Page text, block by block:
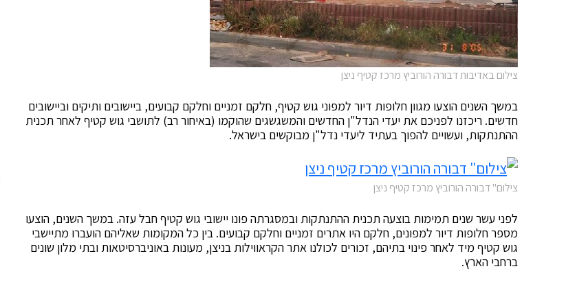
צילום באדיבות דבורה הורוביץ מרכז קטיף ניצן
במשך השנים הוצעו מגוון חלופות דיור למפוני גוש קטיף, חלקם זמניים וחלקם קבועים, ביישובים ותיקים וביישובים
חדשים. ריכזנו לפניכם את יעדי הנדל"ן החדשים והמשגשגים שהוקמו (באיחור רב) לתושבי גוש קטיף לאחר תכנית
ההתנתקות, ועשויים להפוך בעתיד ליעדי נדל"ן מבוקשים בישראל.
צילום" דבורה הורוביץ מרכז קטיף ניצן
לפני עשר שנים תמימות בוצעה תכנית ההתנתקות ובמסגרתה פונו יישובי גוש קטיף חבל עזה. במשך השנים, הוצעו
מספר חלופות דיור למפונים, חלקם היו אתרים זמניים וחלקם קבועים. בין כל המקומות שאליהם הועברו מתיישבי
גוש קטיף מיד לאחר פינוי בתיהם, זכורים לכולנו אתר הקראווילות בניצן, מעונות באוניברסיטאות ובתי מלון שונים
ברחבי הארץ.